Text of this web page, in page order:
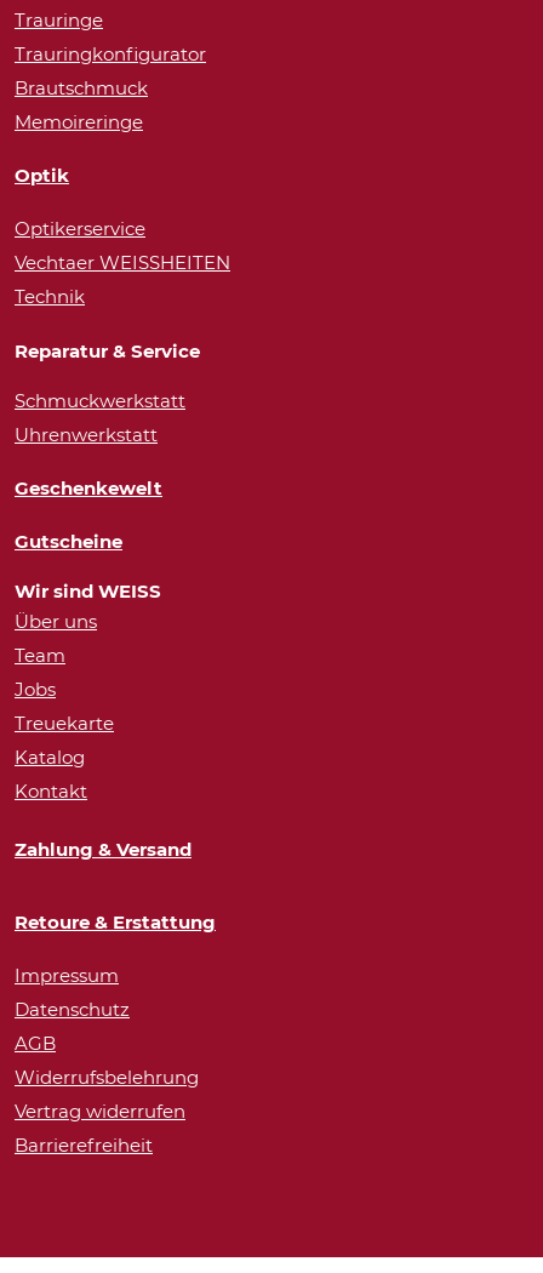
Trauringe
Trauringkonfigurator
Brautschmuck
Memoireringe
Optik
Optikerservice
Vechtaer WEISSHEITEN
Technik
Reparatur & Service
Schmuckwerkstatt
Uhrenwerkstatt
Geschenkewelt
Gutscheine
Wir sind WEISS
Über uns
Team
Jobs
Treuekarte
Katalog
Kontakt
Zahlung & Versand
Retoure & Erstattung
Impressum
Datenschutz
AGB
Widerrufsbelehrung
Vertrag widerrufen
Barrierefreiheit